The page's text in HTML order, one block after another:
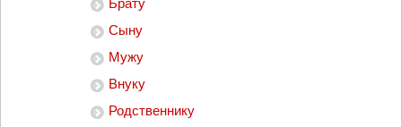
Брату
Сыну
Мужу
Внуку
Родственнику